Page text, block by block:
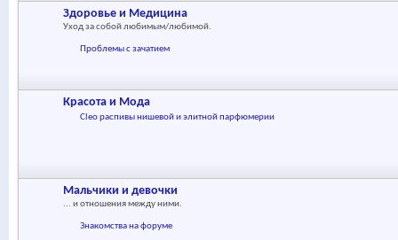
Здоровье и Медицина
Уход за собой любимым/любимой.
Проблемы с зачатием
Красота и Мода
Cleo распивы нишевой и элитной парфюмерии
Мальчики и девочки
... и отношения между ними.
Знакомства на форуме